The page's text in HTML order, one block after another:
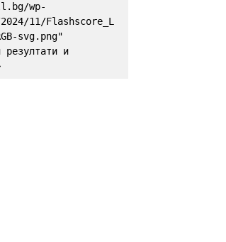
wp-
11/Flashscore_L
svg.png"
резултати и